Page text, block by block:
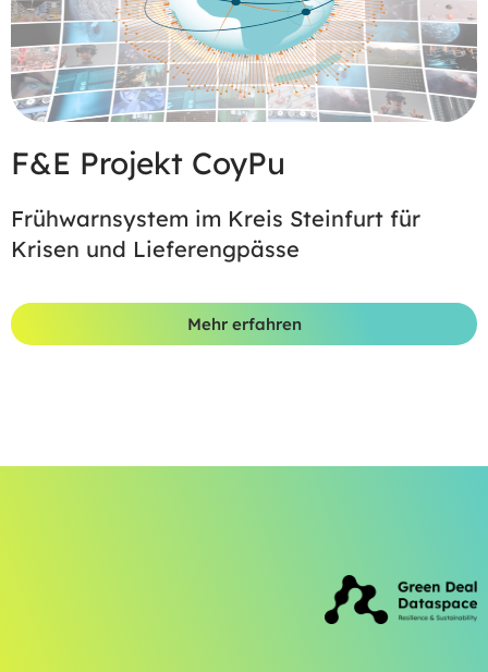
F&E Projekt CoyPu
Frühwarnsystem im Kreis Steinfurt für
Krisen und Lieferengpässe
Mehr erfahren